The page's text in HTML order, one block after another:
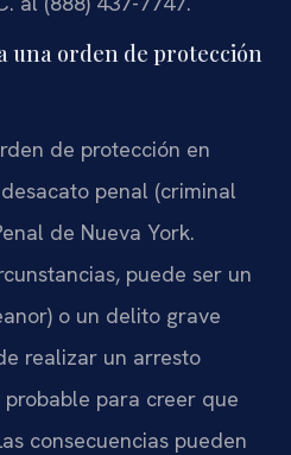
una orden de protección
de protección en
penal (criminal
de Nueva York.
puede ser un
o un delito grave
realizar un arresto
para creer que
consecuencias pueden